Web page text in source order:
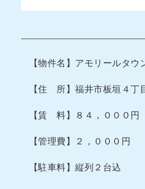
【物件名】アモリールタ
【住 所】福井市板垣４丁
【賃 料】８４，０００円
【管理費】２，０００円
【駐車料】縦列２台込